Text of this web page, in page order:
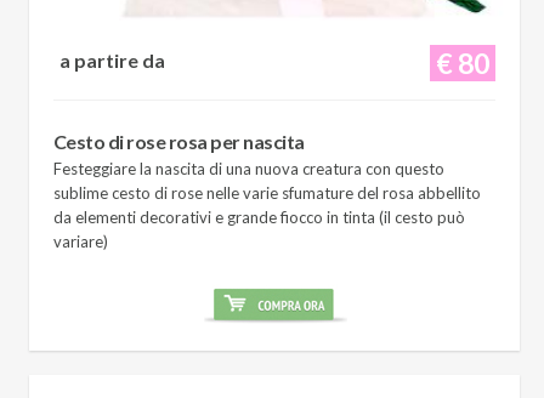
€ 80
a partire da
Cesto di rose rosa per nascita
Festeggiare la nascita di una nuova creatura con questo
sublime cesto di rose nelle varie sfumature del rosa abbellito
da elementi decorativi e grande fiocco in tinta (il cesto può
variare)